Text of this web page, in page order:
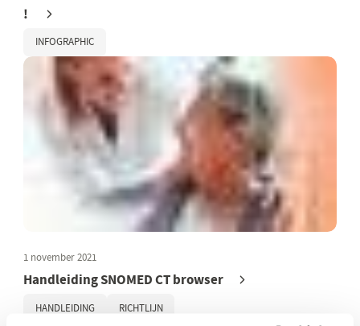
!
INFOGRAPHIC
1 november 2021
Handleiding SNOMED CT browser
HANDLEIDING RICHTLIJN